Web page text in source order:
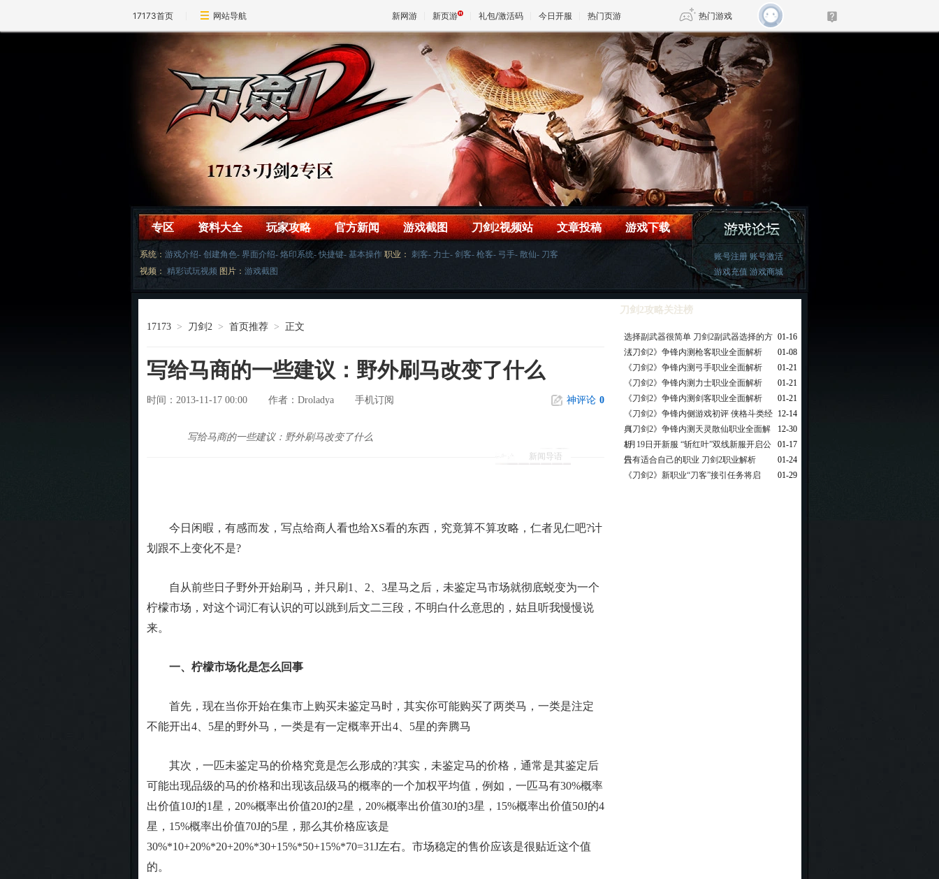
17173首页 网站导航 新网游 新页游 礼包/激活码 今日开服 热门页游 热门游戏
魔兽 DNF 传奇4
天堂 剑网3旗舰版 新天龙八部
王权与自由 诛仙世界 新仙侠5
专区 资料大全 玩家攻略 官方新闻 游戏截图 刀剑2视频站 文章投稿 游戏下载
系统： 游戏介绍- 创建角色- 界面介绍- 烙印系统-快捷键- 基本操作 职业： 刺客- 力士- 剑客- 枪客- 弓手- 散仙- 刀客
视频： 精彩试玩视频 图片： 游戏截图
账号注册 账号激活
游戏充值 游戏商城
17173 > 刀剑2 > 首页推荐 > 正文
写给马商的一些建议：野外刷马改变了什么
时间：2013-11-17 00:00 作者： Droladya 手机订阅 神评论 0
新闻导语
写给马商的一些建议：野外刷马改变了什么
今日闲暇，有感而发，写点给商人看也给XS看的东西，究竟算不算攻略，仁者见仁吧?计
划跟不上变化不是?
自从前些日子野外开始刷马，并只刷1、2、3星马之后，未鉴定马市场就彻底蜕变为一个
柠檬市场，对这个词汇有认识的可以跳到后文二三段，不明白什么意思的，姑且听我慢慢说
来。
一、柠檬市场化是怎么回事
首先，现在当你开始在集市上购买未鉴定马时，其实你可能购买了两类马，一类是注定
不能开出4、5星的野外马，一类是有一定概率开出4、5星的奔腾马
其次，一匹未鉴定马的价格究竟是怎么形成的?其实，未鉴定马的价格，通常是其鉴定后
可能出现品级的马的价格和出现该品级马的概率的一个加权平均值，例如，一匹马有30%概率
出价值10J的1星，20%概率出价值20J的2星，20%概率出价值30J的3星，15%概率出价值50J的4
星，15%概率出价值70J的5星，那么其价格应该是
30%*10+20%*20+20%*30+15%*50+15%*70=31J左右。市场稳定的售价应该是很贴近这个值
的。
刀剑2攻略关注榜
01-16
选择副武器很简单 刀剑2副武器选择的方
法
01-08
《刀剑2》争锋内测枪客职业全面解析
01-21
《刀剑2》争锋内测弓手职业全面解析
01-21
《刀剑2》争锋内测力士职业全面解析
01-21
《刀剑2》争锋内测剑客职业全面解析
12-14
《刀剑2》争锋内侧游戏初评 侠格斗类经
典
12-30
《刀剑2》争锋内测天灵散仙职业全面解
析
01-17
1月19日开新服 “斩红叶”双线新服开启公
告
01-24
只有适合自己的职业 刀剑2职业解析
01-29
《刀剑2》新职业“刀客”接引任务将启